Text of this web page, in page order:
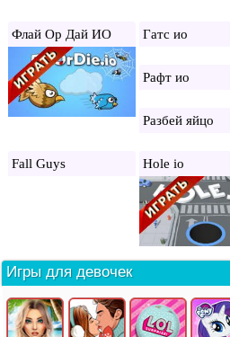
Флай Ор Дай ИО Гатс ио
Рафт ио
Разбей яйцо
Fall Guys Hole io
Игры для девочек